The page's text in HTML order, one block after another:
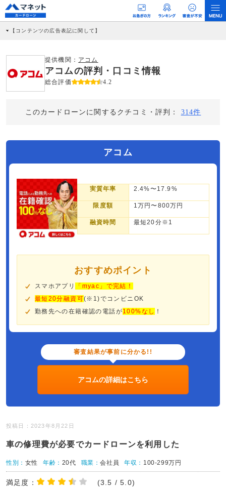
【コンテンツの広告表記に関して】
社に対して企業から紹介報酬が支払われるという収益モデルです。 ただし、特定の
商品を根拠なくPRするものではなく、当編集部の調査／ユーザーへの口コミ収集な
どに基づき、公平性を担保した情報提供を行っています。
>提携企業一覧
提供機関： アコム
アコムの評判・口コミ情報
総合評価 4.2
このカードローンに関するクチコミ・評判： 314件
アコム
実質年率 2.4%〜17.9%
限度額 1万円〜800万円
融資時間 最短20分※1
おすすめポイント
スマホアプリ
「myac」で完結！
最短20分融資可(※1)でコンビニOK
勤務先への在籍確認の電話が100%なし ！
審査結果が事前に分かる!!
アコムの詳細はこちら
投稿日：2023年8月22日
車の修理費が必要でカードローンを利用した
性別： 女性 年齢： 20代 職業：会社員 年収： 100-299万円
満足度： (3.5 / 5.0)